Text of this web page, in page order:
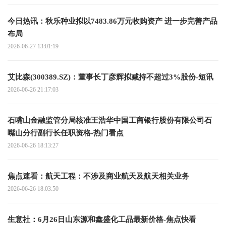
今日热讯：秋乐种业拟以7483.86万元收购资产 进一步完善产品
布局
2026-06-27 13:01:19
艾比森(300389.SZ)：董事长丁彦辉拟减持不超过3%股份-短讯
2026-06-26 21:17:03
石嘴山金融监管分局核准王浩华中国工商银行股份有限公司石
嘴山分行副行长任职资格-热门看点
2026-06-26 18:13:27
焦点速看：航天工程：不涉及商业航天及航天相关业务
2026-06-26 18:03:50
生意社：6月26日山东源和鑫盛化工品最新价格-焦点快看